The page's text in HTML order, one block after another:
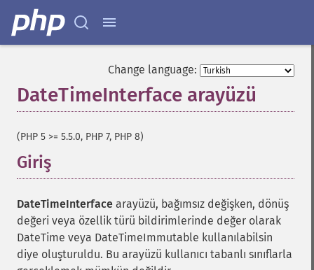
Change language:
DateTimeInterface arayüzü
(PHP 5 >= 5.5.0, PHP 7, PHP 8)
Giriş
DateTimeInterface arayüzü, bağımsız değişken, dönüş
değeri veya özellik türü bildirimlerinde değer olarak
DateTime veya DateTimeImmutable kullanılabilsin
diye oluşturuldu. Bu arayüzü kullanıcı tabanlı sınıflarla